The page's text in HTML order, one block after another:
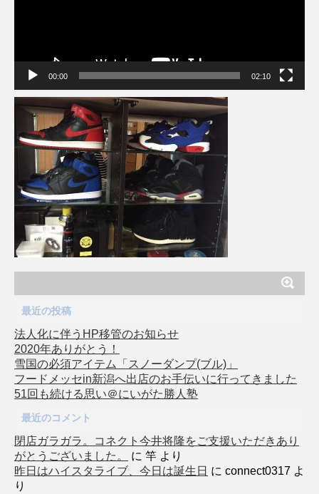
00:00 02:10
最近の投稿
法人化に伴うHP移管のお知らせ
2020年ありがとう！
雪国の必須アイテム「スノーダンプ(ブル)」
フードメッセin新潟へ出店のお手伝いに行ってきました
51回も続ける思い＠にいがた勝人塾
最近のコメント
閉店ガラガラ。コネクト今井将隆をご支援いただきあり
がとうございました。
に 竿 より
昨日はハイスタライブ、今日は誕生日 に connect0317 よ
り